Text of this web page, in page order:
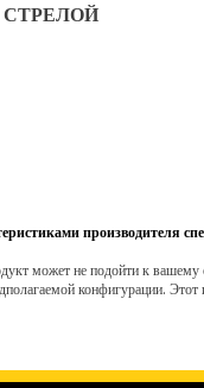
производителя
может не подойти к
конфигурации.